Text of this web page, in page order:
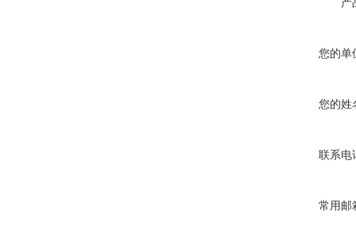
您的单
您的姓
联系电
常用邮